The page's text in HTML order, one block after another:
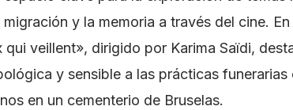
migración y la memoria a través del cine.
qui veillent», dirigido por Karima Saïdi,
y sensible a las prácticas
en un cementerio de Bruselas.